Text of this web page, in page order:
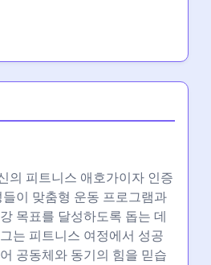
의 피트니스 애호가이자 인증
이 맞춤형 운동 프로그램과
목표를 달성하도록 돕는 데
는 피트니스 여정에서 성공
공동체와 동기의 힘을 믿습